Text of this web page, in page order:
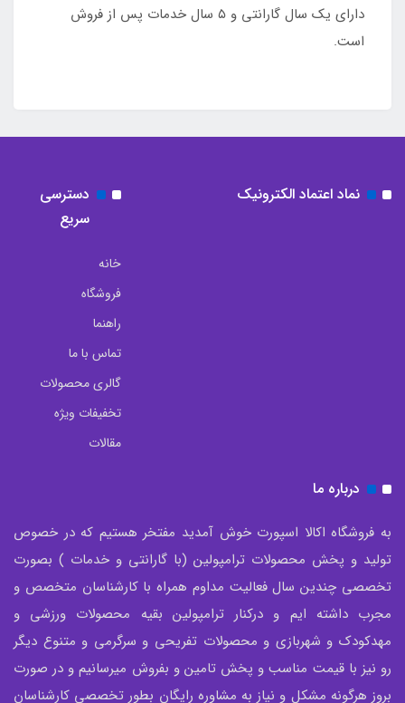
دارای یک سال گارانتی و ۵ سال خدمات پس از فروش
است.
نماد اعتماد الکترونیک
دسترسی
سریع
خانه
فروشگاه
راهنما
تماس با ما
گالری محصولات
تخفیفات ویژه
مقالات
درباره ما
به فروشگاه اکالا اسپورت خوش آمدید مفتخر هستیم که در خصوص
تولید و پخش محصولات ترامپولین (با گارانتی و خدمات ) بصورت
تخصصی چندین سال فعالیت مداوم همراه با کارشناسان متخصص و
مجرب داشته ایم و درکنار ترامپولین بقیه محصولات ورزشی و
مهدکودک و شهربازی و محصولات تفریحی و سرگرمی و متنوع دیگر
رو نیز با قیمت مناسب و پخش تامین و بفروش میرسانیم و در صورت
بروز هرگونه مشکل و نیاز به مشاوره رایگان بطور تخصصی کارشناسان